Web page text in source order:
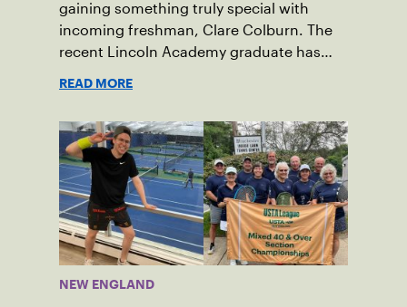
gaining something truly special with
incoming freshman, Clare Colburn. The
recent Lincoln Academy graduate has
Damariscotta, ME and those around her
throughout her childhood.
READ MORE
NEW ENGLAND